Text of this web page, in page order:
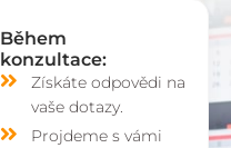
Během
konzultace:
Získáte odpovědi na
vaše dotazy.
Projdeme s vámi